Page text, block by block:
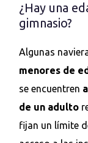
¿Hay una
gimnasio?
Algunas
menores de
se encuentren
de un adulto
fijan un límite